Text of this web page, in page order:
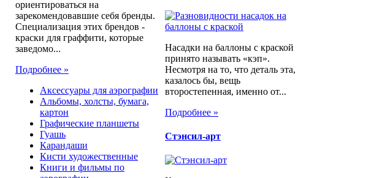
ориентироваться на
зарекомендовавшие себя бренды.
Специализация этих брендов -
краски для граффити, которые
заведомо...
Подробнее »
Аксессуары для аэрографии
Альбомы, холсты, бумага,
картон
Графические планшеты
Гуашь
Карандаши
Кисти художественные
Книги и фильмы по
Насадки на баллоны с краской
принято называть «кэп».
Несмотря на то, что деталь эта,
казалось бы, вещь
второстепенная, именно от...
Подробнее »
Стэнсил-арт